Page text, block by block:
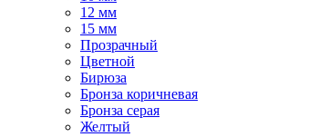
12 мм
15 мм
Прозрачный
Цветной
Бирюза
Бронза коричневая
Бронза серая
Желтый